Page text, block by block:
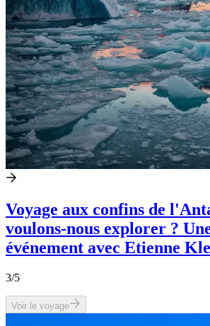
Voyage aux confins de
voulons-nous explorer ?
événement avec Etienne
3/5
Voir le voyage